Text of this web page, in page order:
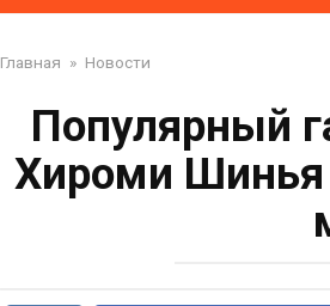
Главная » Новости
Популярный
Хироми Шинья